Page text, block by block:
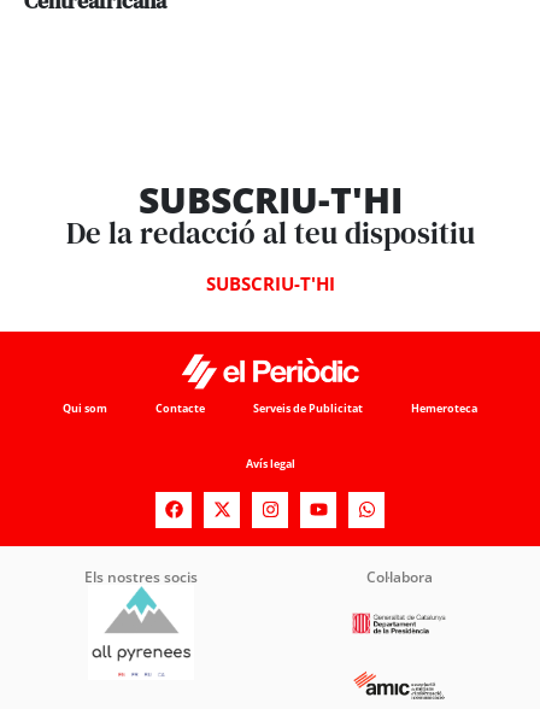
SUBSCRIU-T'HI
De la redacció al teu dispositiu
SUBSCRIU-T'HI
Qui som Contacte Serveis de Publicitat Hemeroteca
Avís legal
Els nostres socis Col·labora